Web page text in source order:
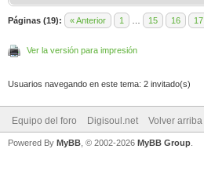
Páginas (19): « Anterior 1 15 16 17
Ver la versión para impresión
Usuarios navegando en este tema: 2 invitado(s)
Equipo del foro Digisoul.net Volver arriba
Powered By MyBB , © 2002-2026 MyBB Group